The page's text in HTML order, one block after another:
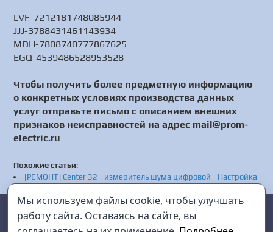
LVF-7212181748085944
JJJ-3788431461143934
MDH-7808740777867625
EGQ-4539486528953528
Чтобы получить более предметную информацию
о конкретных условиях производства данных
услуг отправьте письмо с описанием внешних
признаков неисправностей на адрес mail@prom-
electric.ru
Похожие статьи:
[РЕМОНТ] Center 32 - измеритель шума цифровой - Настройка
[РЕМОНТ] АКИП-1363/6 - нагрузка электронная
программируемая - Настройка АКИП-1363/6 - Сервис
АКИП-1363/6
Prom Electric г. Санкт-Петербург
Мы используем файлы cookie, чтобы улучшать
работу сайта. Оставаясь на сайте, вы